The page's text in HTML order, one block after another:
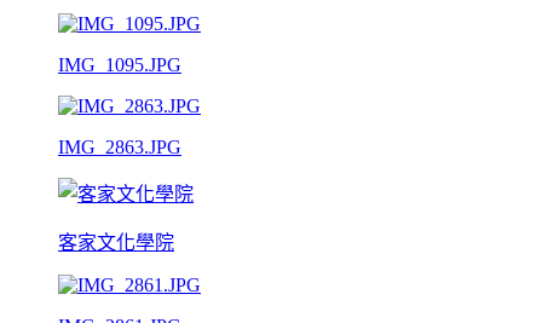
IMG_1095.JPG
IMG_2863.JPG
客家文化學院